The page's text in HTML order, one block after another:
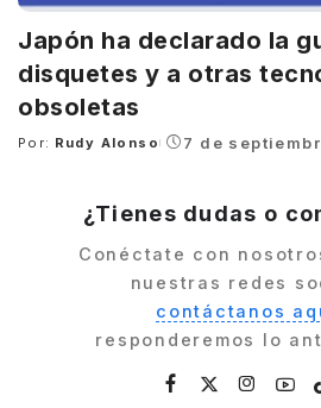
Japón ha declarado la
disquetes y a otras
obsoletas
Posted
Por: Rudy Alonso 7 de
¿Tienes dudas o
Conéctate con
nuestras redes
contáctanos
responderemos lo